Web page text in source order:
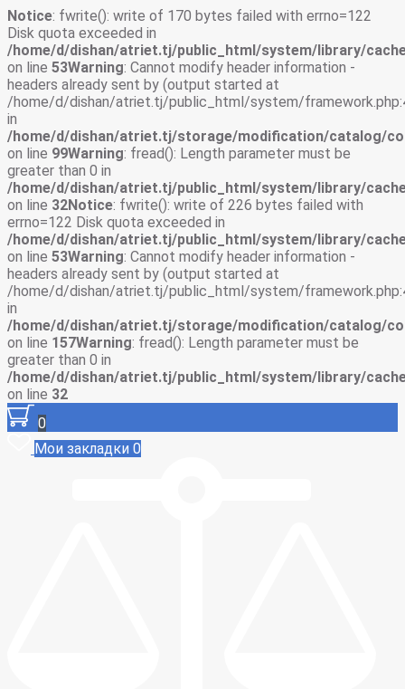
Notice: fwrite(): write of 170 bytes failed with errno=122
Disk quota exceeded in
/home/d/dishan/atriet.tj/public_html/system/library/
on line 53Warning: Cannot modify header information -
headers already sent by (output started at
/home/d/dishan/atriet.tj/public_html/system/
in
/home/d/dishan/atriet.tj/storage/modification/catalog/
on line 99Warning: fread(): Length parameter must be
greater than 0 in
/home/d/dishan/atriet.tj/public_html/system/library/
on line 32Notice: fwrite(): write of 226 bytes failed with
errno=122 Disk quota exceeded in
/home/d/dishan/atriet.tj/public_html/system/library/
on line 53Warning: Cannot modify header information -
headers already sent by (output started at
/home/d/dishan/atriet.tj/public_html/system/
in
/home/d/dishan/atriet.tj/storage/modification/catalog/
on line 157Warning: fread(): Length parameter must be
greater than 0 in
/home/d/dishan/atriet.tj/public_html/system/library/
on line 32
0
Мои закладки 0